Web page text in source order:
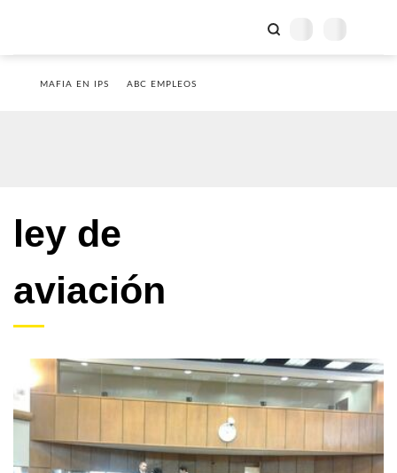
MAFIA EN IPS ABC EMPLEOS
ley de
aviación